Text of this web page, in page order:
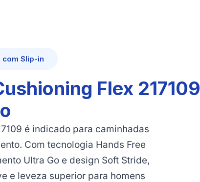
com Slip-in
Flex 217109
é indicado para caminhadas
Com tecnologia Hands Free
Ultra Go e design Soft Stride,
e leveza superior para homens